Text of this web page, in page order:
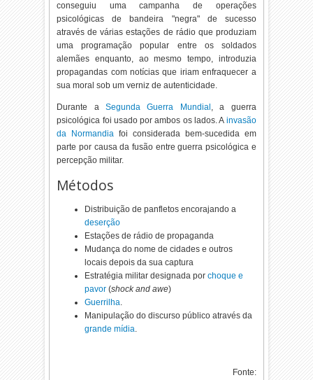
conseguiu uma campanha de operações
psicológicas de bandeira "negra" de sucesso
através de várias estações de rádio que produziam
uma programação popular entre os soldados
alemães enquanto, ao mesmo tempo, introduzia
propagandas com notícias que iriam enfraquecer a
sua moral sob um verniz de autenticidade.
Durante aSegunda Guerra Mundial , a guerra
psicológica foi usado por ambos os lados. A invasão
da Normandia foi considerada bem-sucedida em
parte por causa da fusão entre guerra psicológica e
percepção militar.
Métodos
Distribuição de panfletos encorajando a
deserção
Estações de rádio de propaganda
Mudança do nome de cidades e outros
locais depois da sua captura
Estratégia militar designada porchoque e
pavor (shock and awe)
Guerrilha.
Manipulação do discurso público através da
grande mídia.
Fonte: